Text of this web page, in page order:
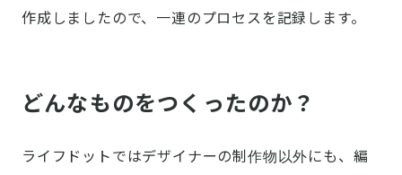
作成しましたので、一連のプロセスを記録します。
どんなものをつくったのか？
ライフドットではデザイナーの制作物以外にも、編